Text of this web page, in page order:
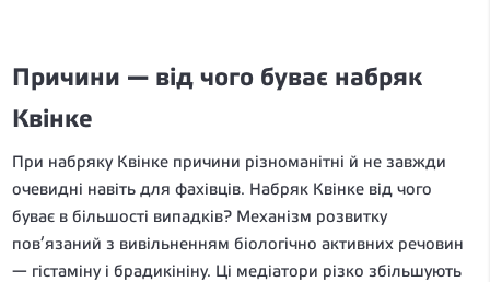
Причини — від чого буває набряк
Квінке
При набряку Квінке причини різноманітні й не завжди
очевидні навіть для фахівців. Набряк Квінке від чого
буває в більшості випадків? Механізм розвитку
пов’язаний з вивільненням біологічно активних речовин
— гістаміну і брадикініну. Ці медіатори різко збільшують